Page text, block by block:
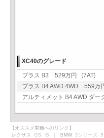
XC40のグレード
プラス B3 529万円 (7AT)
プラス B4 AWD 4WD 559万
アルティメット B4 AWD ダ
【オススメ車種へのリンク】
レクサス GS IS ｜ BMW 3シリーズ 5